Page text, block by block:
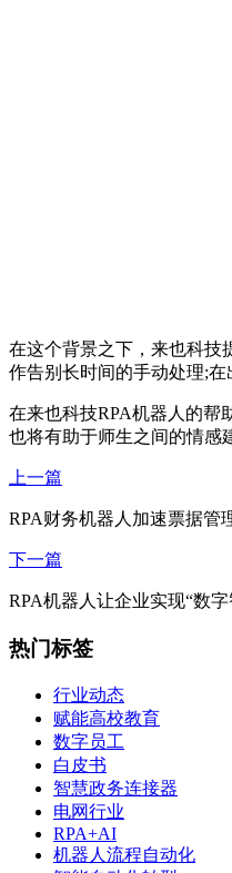
在这个背景之下，来也科技
作告别长时间的手动处理;
在来也科技RPA机器人的帮
也将有助于师生之间的情感
上一篇
RPA财务机器人加速票据管
下一篇
RPA机器人让企业实现“数
热门标签
行业动态
赋能高校教育
数字员工
白皮书
智慧政务连接器
电网行业
RPA+AI
机器人流程自动化